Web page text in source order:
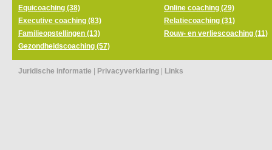
Equicoaching (38)
Executive coaching (83)
Familieopstellingen (13)
Gezondheidscoaching (57)
Online coaching (29)
Relatiecoaching (31)
Rouw- en verliescoaching (11)
Juridische informatie | Privacyverklaring | Links